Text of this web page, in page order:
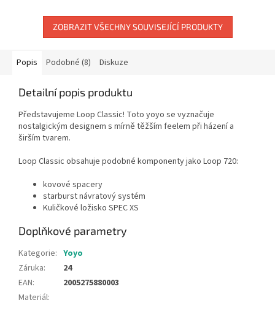
ZOBRAZIT VŠECHNY SOUVISEJÍCÍ PRODUKTY
Popis Podobné (8) Diskuze
Detailní popis produktu
Představujeme Loop Classic! Toto yoyo se vyznačuje
nostalgickým designem s mírně těžším feelem při házení a
širším tvarem.
Loop Classic obsahuje podobné komponenty jako Loop 720:
kovové spacery
starburst návratový systém
Kuličkové ložisko SPEC XS
Doplňkové parametry
Kategorie: Yoyo
Záruka:
24
EAN:
2005275880003
Materiál: